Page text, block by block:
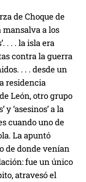
de Choque de
a los
. . . la isla era
contra la guerra
. . . desde un
residencia
León, otro grupo
y ‘asesinos’ a la
cuando uno de
La apuntó
de donde venían
fue un único
atravesó el